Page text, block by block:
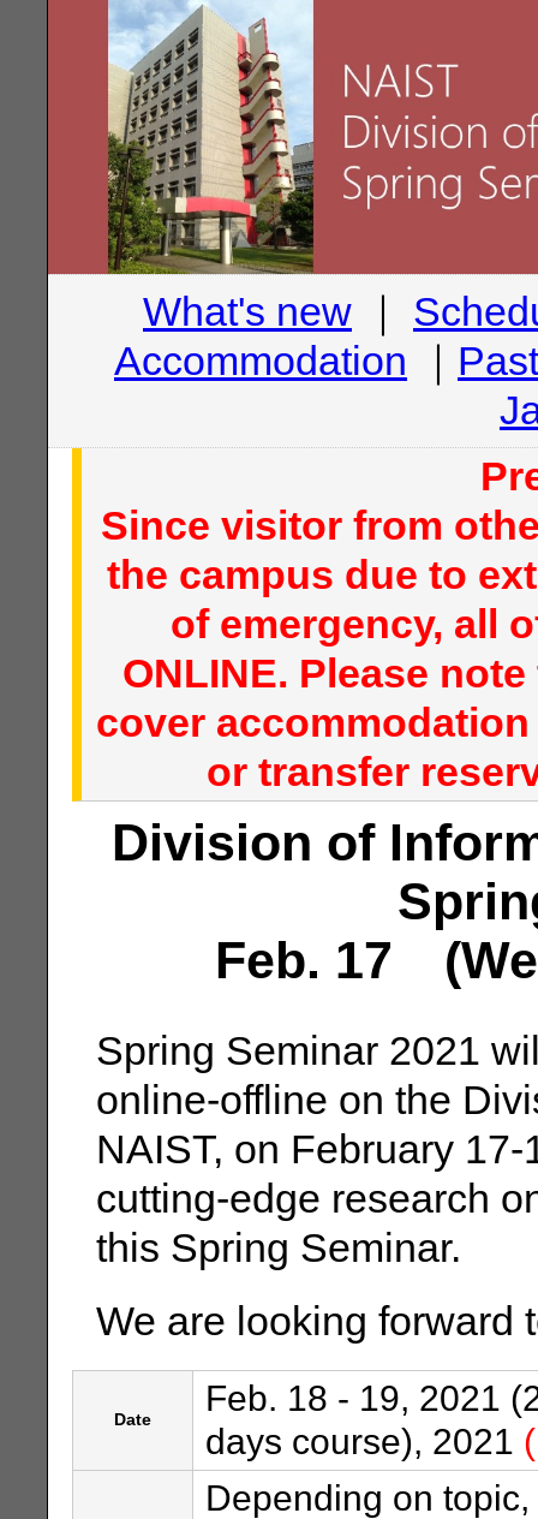
What's new ｜
Accommodation ｜
Since visitor from
the campus due to
of emergency, all
ONLINE. Please
cover
or transfer
Division of
Feb. 17
Spring Seminar 2021
online-offline on the
NAIST, on February
cutting-edge research
this Spring Seminar.
We are looking forward
Date
Feb. 18 - 19, 2021
days course), 2021
Depending on